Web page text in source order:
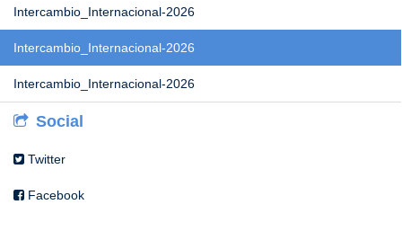
Intercambio_Internacional-2026
Intercambio_Internacional-2026
Intercambio_Internacional-2026
Social
Twitter
Facebook